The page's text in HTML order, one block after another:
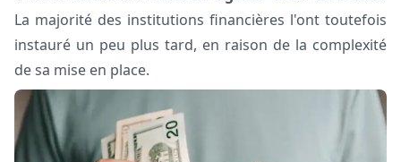
La majorité des institutions financières l'ont toutefois
instauré un peu plus tard, en raison de la complexité
de sa mise en place.